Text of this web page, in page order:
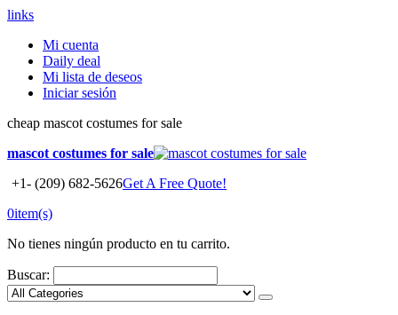
links
Mi cuenta
Daily deal
Mi lista de deseos
Iniciar sesión
cheap mascot costumes for sale
mascot costumes for sale
+1- (209) 682-5626Get A Free Quote!
0item(s)
No tienes ningún producto en tu carrito.
Buscar: